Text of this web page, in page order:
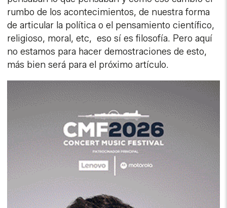
rumbo de los acontecimientos, de nuestra forma
de articular la política o el pensamiento científico,
religioso, moral, etc, eso sí es filosofía. Pero aquí
no estamos para hacer demostraciones de esto,
más bien será para el próximo artículo.